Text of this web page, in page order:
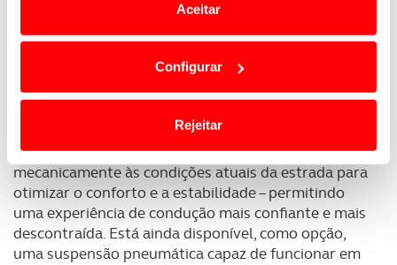
Em alguns casos, a utilização destas tecnologias
termos e a todo o tempo as suas preferências e limitando
o acesso a informações durante a navegação no
personalizar conteúdos e anúncios, para lhe proporcionar
funcionalidades de redes sociais, bem como para
analisar dados de navegação no nosso website.
Aceitar
Configurar
Rejeitar
A condução no XC90 está melhor do que nunca
bancos e uma suspensão melhorada
amortecedor é agora capaz de se adaptar
mecanicamente às condições atuais da estrada para
otimizar o conforto e a estabilidade – permitindo
uma experiência de condução mais confiante e mais
descontraída. Está ainda disponível, como opção,
uma suspensão pneumática capaz de funcionar em